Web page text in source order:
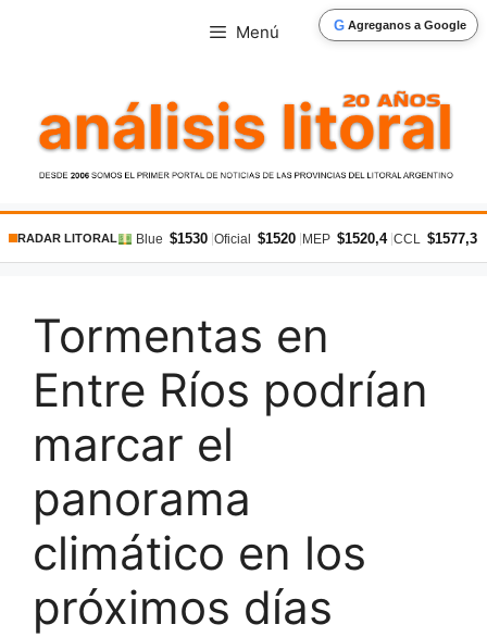
G Agreganos a Google
Menú
RADAR LITORAL Blue $1530 Oficial $1520 MEP $1520,4 CCL $1577,3
Tormentas en
Entre Ríos podrían
marcar el
panorama
climático en los
próximos días